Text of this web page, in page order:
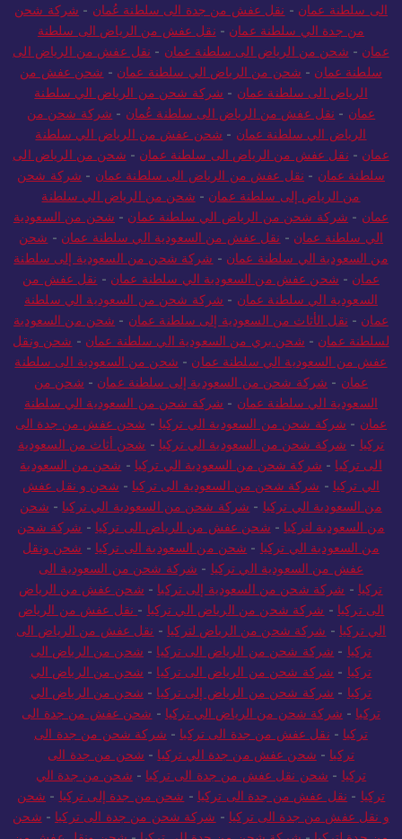
الى سلطنة عمان - نقل عفش من جدة الى سلطنة عُمان - شركة شحن
من جدة الي سلطنة عمان - نقل عفش من الرياض الى سلطنة
عمان - شحن من الرياض الى سلطنة عمان - نقل عفش من الرياض الى
سلطنة عمان - شحن من الرياض الي سلطنة عمان - شحن عفش من
الرياض الى سلطنة عمان - شركة شحن من الرياض الي سلطنة
عمان - نقل عفش من الرياض الى سلطنة عُمان - شركة شحن من
الرياض الي سلطنة عمان - شحن عفش من الرياض الي سلطنة
عمان - نقل عفش من الرياض الى سلطنة عمان - شحن من الرياض الى
سلطنة عمان - نقل عفش من الرياض الى سلطنة عمان - شركة شحن
من الرياض إلى سلطنة عمان - شحن من الرياض الي سلطنة
عمان - شركة شحن من الرياض الي سلطنة عمان - شحن من السعودية
الي سلطنة عمان - نقل عفش من السعودية الي سلطنة عمان - شحن
من السعودية الي سلطنة عمان - شركة شحن من السعودية إلى سلطنة
عمان - شحن عفش من السعودية الي سلطنة عمان - نقل عفش من
السعودية الي سلطنة عمان - شركة شحن من السعودية الي سلطنة
عمان - نقل الأثاث من السعودية إلى سلطنة عمان - شحن من السعودية
لسلطنة عمان - شحن بري من السعودية الي سلطنة عمان - شحن ونقل
عفش من السعودية الي سلطنة عمان - شحن من السعودية الى سلطنة
عمان - شركة شحن من السعودية إلى سلطنة عمان - شحن من
السعودية الي سلطنة عمان - شركة شحن من السعودية الي سلطنة
عمان - شركة شحن من السعودية الي تركيا - شحن عفش من جدة الى
تركيا - شركة شحن من السعودية الي تركيا - شحن أثاث من السعودية
الى تركيا - شركة شحن من السعودية الي تركيا - شحن من السعودية
الي تركيا - شركة شحن من السعودية الى تركيا - شحن و نقل عفش
من السعودية الي تركيا - شركة شحن من السعودية الي تركيا - شحن
من السعودية لتركيا - شحن عفش من الرياض الى تركيا - شركة شحن
من السعودية الي تركيا - شحن من السعودية الى تركيا - شحن ونقل
عفش من السعودية الي تركيا - شركة شحن من السعودية الى
تركيا - شركة شحن من السعودية إلى تركيا - شحن عفش من الرياض
الى تركيا - شركة شحن من الرياض الي تركيا - نقل عفش من الرياض
الي تركيا - شركة شحن من الرياض لتركيا - نقل عفش من الرياض الى
تركيا - شركة شحن من الرياض الى تركيا - شحن من الرياض الى
تركيا - شركة شحن من الرياض الى تركيا - شحن من الرياض الي
تركيا - شركة شحن من الرياض إلى تركيا - شحن من الرياض الي
تركيا - شركة شحن من الرياض الي تركيا - شحن عفش من جدة الى
تركيا - نقل عفش من جدة الى تركيا - شركة شحن من جدة الى
تركيا - شحن عفش من جدة الي تركيا - شحن من جدة الى
تركيا - شحن نقل عفش من جدة الى تركيا - شحن من جدة الي
تركيا - نقل عفش من جدة الى تركيا - شحن من جدة إلى تركيا - شحن
و نقل عفش من جدة الى تركيا - شركة شحن من جدة الى تركيا - شحن